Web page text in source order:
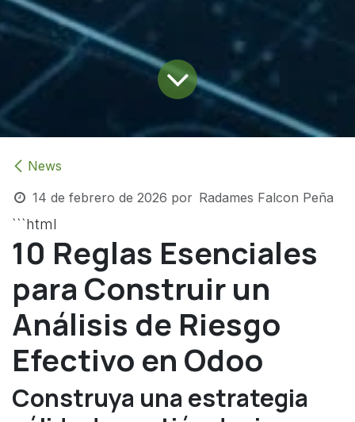
News
14 de febrero de 2026 por Radames Falcon Peña
```html
10 Reglas Esenciales
para Construir un
Análisis de Riesgo
Efectivo en Odoo
Construya una estrategia